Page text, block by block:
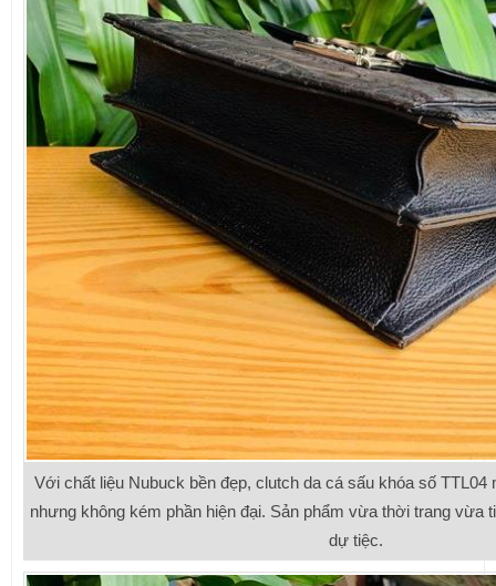
Với chất liệu Nubuck bền đẹp, clutch da cá sấu khóa số TTL04
nhưng không kém phần hiện đại. Sản phẩm vừa thời trang vừa
dự tiệc.